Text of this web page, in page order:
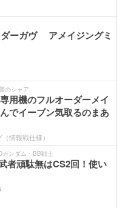
ダーガヴ アメイジングミ
のシャア
用機のフルオーダーメイ
でイーブン気取るのまあ
情報戦仕様）
ガンダム・BB戦士
者頑駄無はCS2回！使い